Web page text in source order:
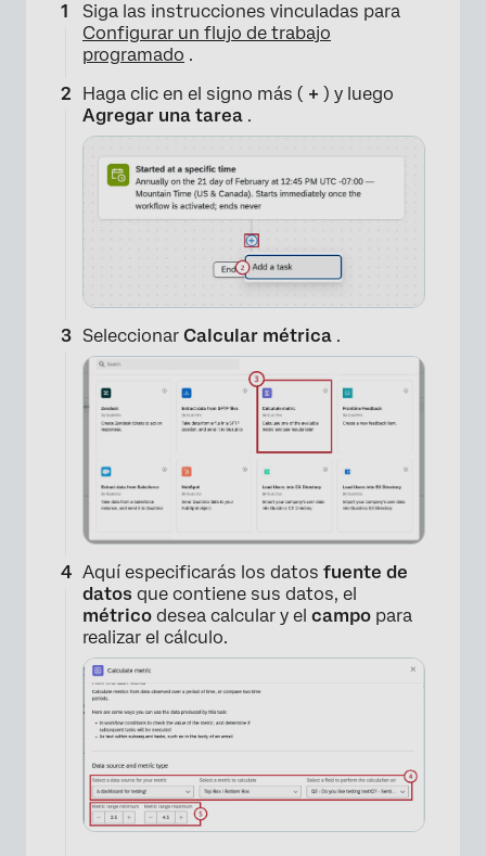
Siga las instrucciones vinculadas para
Configurar un flujo de trabajo
programado .
Haga clic en el signo más ( + ) y luego
Agregar una tarea .
Seleccionar Calcular métrica .
Aquí especificarás los datos fuente de
datos que contiene sus datos, el
métrico desea calcular y el campo para
realizar el cálculo.